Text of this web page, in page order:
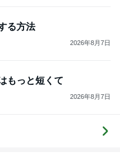
る方法
2026年8月7日
もっと短くて
2026年8月7日